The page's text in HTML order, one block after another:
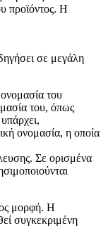
προϊόντος. Η
σε μεγάλη
του
του, όπως
ονομασία, η οποία
Σε ορισμένα
μορφή. Η
συγκεκριμένη